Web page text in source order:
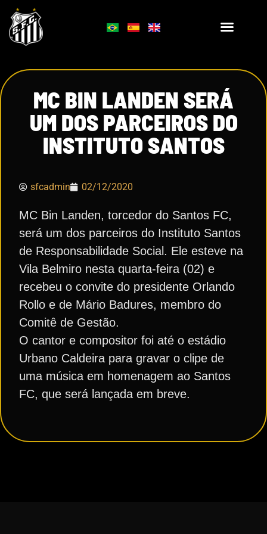
MC BIN LANDEN SERÁ
UM DOS PARCEIROS DO
INSTITUTO SANTOS
sfcadmin 02/12/2020
MC Bin Landen, torcedor do Santos FC,
será um dos parceiros do Instituto Santos
de Responsabilidade Social. Ele esteve na
Vila Belmiro nesta quarta-feira (02) e
recebeu o convite do presidente Orlando
Rollo e de Mário Badures, membro do
Comitê de Gestão.
O cantor e compositor foi até o estádio
Urbano Caldeira para gravar o clipe de
uma música em homenagem ao Santos
FC, que será lançada em breve.